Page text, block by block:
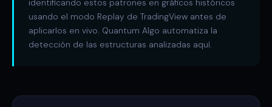
identificando estos patrones en gráficos históricos
usando el modo Replay de TradingView antes de
aplicarlos en vivo. Quantum Algo automatiza la
detección de las estructuras analizadas aquí.